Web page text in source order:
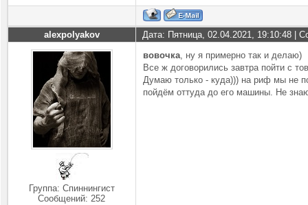
alexpolyakov Дата: Пятница, 02.04.2021, 19:10:48 |
Группа: Спиннингист
Сообщений:252
вовочка, ну я примерно так и делаю)
Все ж договорились завтра пойти с
Думаю только - куда))) на риф мы не
пойдём оттуда до его машины. Не